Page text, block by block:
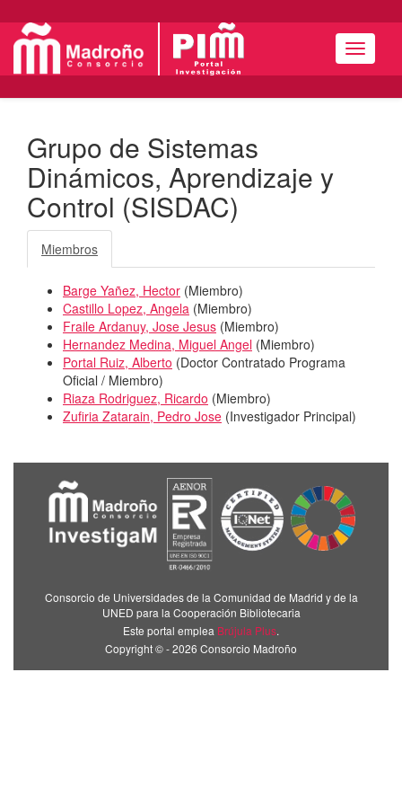
Menú
Grupo de Sistemas
Dinámicos, Aprendizaje y
Control (SISDAC)
Miembros
Barge Yañez, Hector (Miembro)
Castillo Lopez, Angela (Miembro)
Fraile Ardanuy, Jose Jesus (Miembro)
Hernandez Medina, Miguel Angel (Miembro)
Portal Ruiz, Alberto (Doctor Contratado Programa
Oficial / Miembro)
Riaza Rodriguez, Ricardo (Miembro)
Zufiria Zatarain, Pedro Jose (Investigador Principal)
Consorcio de Universidades de la Comunidad de Madrid y de la
UNED para la Cooperación Bibliotecaria
Este portal emplea Brújula Plus.
Copyright © - 2026 Consorcio Madroño